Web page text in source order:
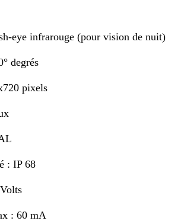
eye infrarouge (pour vision de nuit)
degrés
pixels
: IP 68
: 60 mA